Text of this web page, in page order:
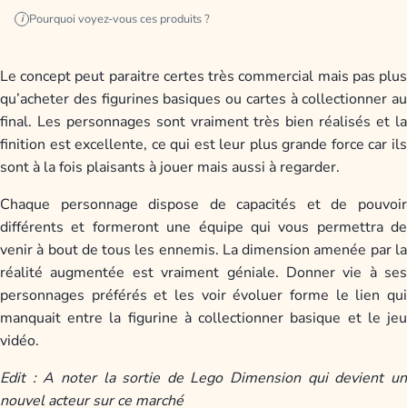
i Pourquoi voyez-vous ces produits ?
Le concept peut paraitre certes très commercial mais pas plus
qu’acheter des figurines basiques ou cartes à collectionner au
final. Les personnages sont vraiment très bien réalisés et la
finition est excellente, ce qui est leur plus grande force car ils
sont à la fois plaisants à jouer mais aussi à regarder.
Chaque personnage dispose de capacités et de pouvoir
différents et formeront une équipe qui vous permettra de
venir à bout de tous les ennemis. La dimension amenée par la
réalité augmentée est vraiment géniale. Donner vie à ses
personnages préférés et les voir évoluer forme le lien qui
manquait entre la figurine à collectionner basique et le jeu
vidéo.
Edit : A noter la sortie de Lego Dimension qui devient un
nouvel acteur sur ce marché